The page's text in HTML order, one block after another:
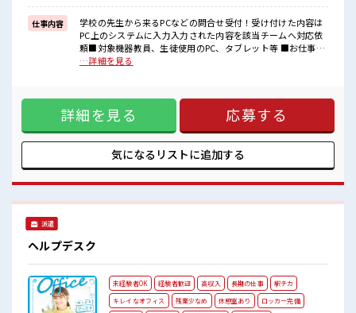
■職場の雰囲気
≪20代の方が多数活躍中の職場≫
休憩時間にゆっくりできるスペース完備！
ロッカーあり！
安心してお仕事に集中♪
仕事内容
学校の先生から来るPCなどの問合せ受付！受け付けた内容は
PC上のシステムに入力入力された内容を該当チームへ対応依
頼■対象機器教員、生徒使用のPC、タブレット等 ■お仕事PR
≪自分の時間も大切≫ 残業はほとんどナシ！ 場合によっては
ことにチャレンジするのは不安だけど、 しっかり働く環境が
整っています！ イチからスキルUP・ステップUP目指してい
きましょう！ ≪自分に合った期間で働ける≫ 福利厚生が整っ
た派遣のお仕事です！ ■職場の雰囲気 ≪20代の方が多数活躍
中の職場≫ 休憩時間にゆっくりできるスペース完備！ ロッカ
ーあり！ 安心してお仕事に集中♪ 残業はほとんどなし！ プラ
…詳細を見る
詳細を見る 応募する
気になるリストに追加する
派遣
ヘルプデスク
未経験者OK 経験者歓迎 高収入 長期の仕事
駅チカ
キレイなオフィス
残業少なめ 休憩室あり
ロッカー完備